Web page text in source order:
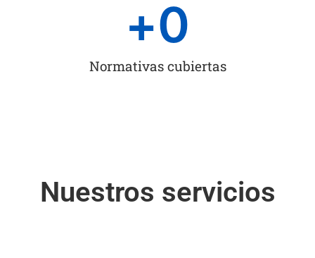
Normativas cubiertas
+0
Nuestros servicios